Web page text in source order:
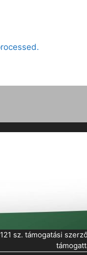
sz. támogatási